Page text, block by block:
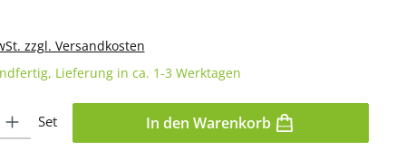
zzgl. Versandkosten
Lieferung in ca. 1-3 Werktagen
Gib den gewünschten Wert ein oder benutze die
Set In den Warenkorb